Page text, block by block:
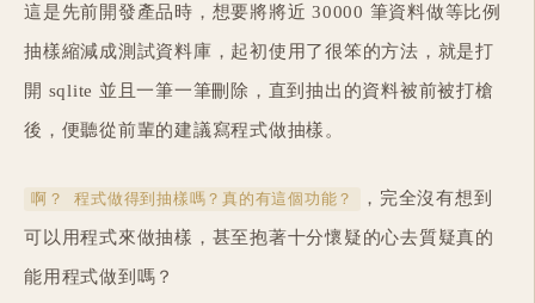
這是先前開發產品時，想要將將近 30000 筆資料做等比例
抽樣縮減成測試資料庫，起初使用了很笨的方法，就是打
開 sqlite 並且一筆一筆刪除，直到抽出的資料被前被打槍
後，便聽從前輩的建議寫程式做抽樣。
啊？ 程式做得到抽樣嗎？真的有這個功能？ ，完全沒有想到
可以用程式來做抽樣，甚至抱著十分懷疑的心去質疑真的
能用程式做到嗎？